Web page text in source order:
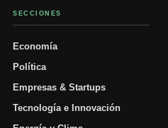
SECCIONES
Economía
Política
Empresas & Startups
Tecnología e Innovación